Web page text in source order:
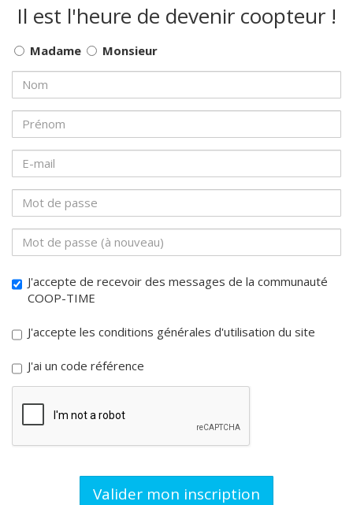
Il est l'heure de devenir coopteur !
Madame Monsieur
J'accepte de recevoir des messages de la communauté
COOP-TIME
J'accepte les conditions générales d'utilisation du site
J'ai un code référence